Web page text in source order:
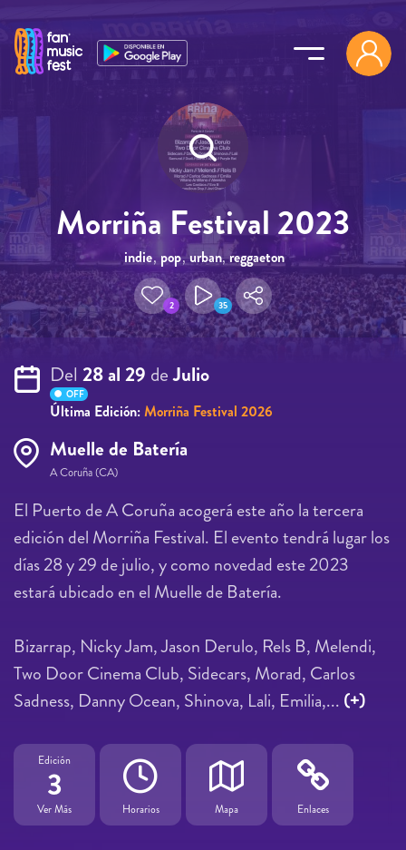
Morriña Festival 2023
indie, pop,urban,reggaeton
2 35
Del 28 al 29 deJulio
OFF
Última Edición:Morriña Festival 2026
Muelle de Batería
A Coruña (CA)
El Puerto de A Coruña acogerá este año la tercera
edición del Morriña Festival. El evento tendrá lugar los
días 28 y 29 de julio, y como novedad este 2023
estará ubicado en el Muelle de Batería.
Bizarrap, Nicky Jam, Jason Derulo, Rels B, Melendi,
Two Door Cinema Club, Sidecars, Morad, Carlos
Sadness, Danny Ocean, Shinova, Lali, Emilia,... (+)
Edición
3
Ver Más Horarios Mapa Enlaces